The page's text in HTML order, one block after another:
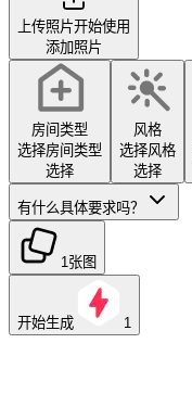
上传照片开始使用
添加照片
房间类型
选择房间类型
选择
风格
选择风格
选择
有什么具体要求吗？
1张图
开始生成 1